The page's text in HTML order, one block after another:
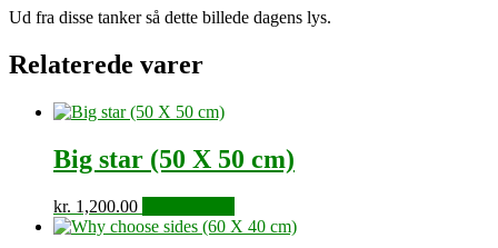
Ud fra disse tanker så dette billede dagens lys.
Relaterede varer
Big star (50 X 50 cm)
kr. 1,200.00